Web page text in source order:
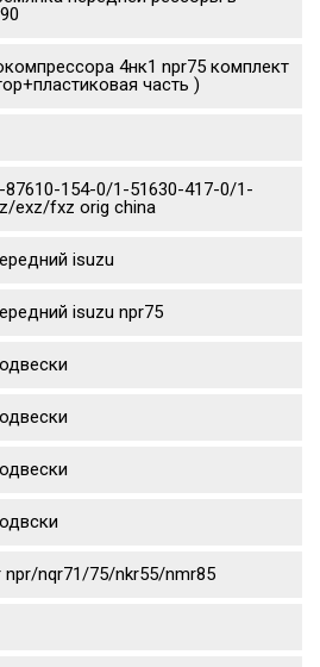
4нк1 npr75 комплект
часть )
87610-154-0/1-51630-417-0/1-
exz/fxz orig china
isuzu
isuzu npr75
npr/nqr71/75/nkr55/nmr85